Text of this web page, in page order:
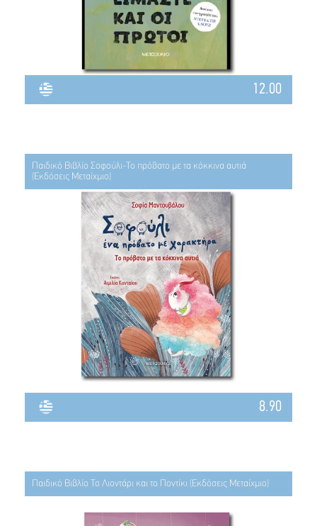
12.00
Παιδικό Βιβλίο Σοφούλι-Το πρόβατο με τα κόκκινα αυτιά
(Εκδόσεις Μεταίχμιο)
8.90
Παιδικό Βιβλίο Το Λιοντάρι και το Ποντίκι (Εκδόσεις Μεταίχμιο)